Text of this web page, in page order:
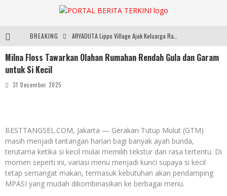
BREAKING
Sarana PAUD Diperkuat, Tangsel Dorong Angka Partisipasi Sekolah Terus Meningkat
Milna Floss Tawarkan Olahan Rumahan Rendah Gula dan Garam
untuk Si Kecil
31 Desember 2025
BESTTANGSEL.COM, Jakarta — Gerakan Tutup Mulut (GTM)
masih menjadi tantangan harian bagi banyak ayah bunda,
terutama ketika si kecil mulai memilih tekstur dan rasa tertentu. Di
momen seperti ini, variasi menu menjadi kunci supaya si kecil
tetap semangat makan, termasuk kebutuhan akan pendamping
MPASI yang mudah dikombinasikan ke berbagai menu.